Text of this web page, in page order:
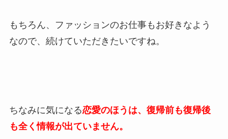
もちろん、ファッションのお仕事もお好きなよう
なので、続けていただきたいですね。
ちなみに気になる恋愛のほうは、復帰前も復帰後
も全く情報が出ていません。